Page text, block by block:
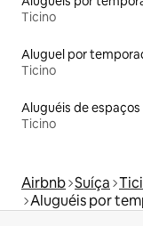
Ticino
Ticino
Ticino
Airbnb Suíça
Aluguéis por